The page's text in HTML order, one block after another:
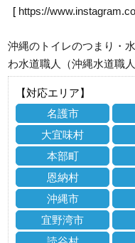
[ https://
沖縄のトイレのつまり・
わ水道職人（沖縄水道職人
【対応エリア】
名護市
大宜味村
本部町
恩納村
沖縄市
宜野湾市